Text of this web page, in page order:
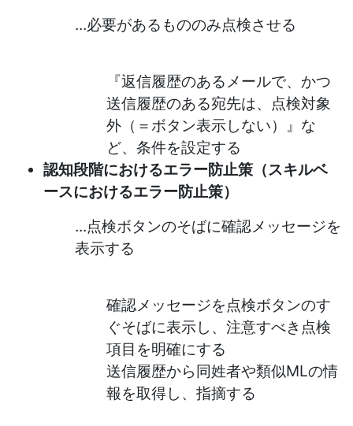
...必要があるもののみ点検させる
『返信履歴のあるメールで、かつ
送信履歴のある宛先は、点検対象
外（＝ボタン表示しない）』な
ど、条件を設定する
認知段階におけるエラー防止策（スキルベ
ースにおけるエラー防止策）
...点検ボタンのそばに確認メッセージを
表示する
確認メッセージを点検ボタンのす
ぐそばに表示し、注意すべき点検
項目を明確にする
送信履歴から同姓者や類似MLの情
報を取得し、指摘する